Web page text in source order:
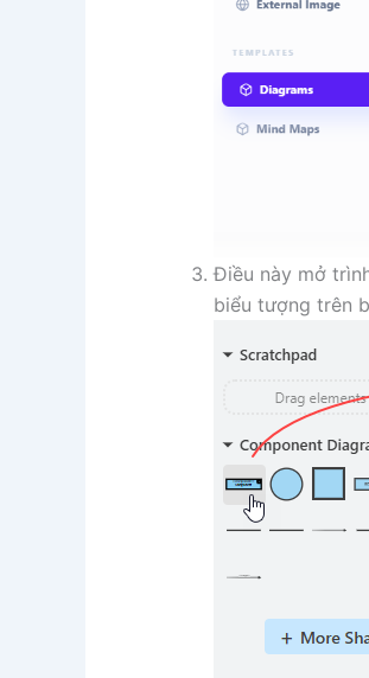
Điều này mở
biểu tượng trên